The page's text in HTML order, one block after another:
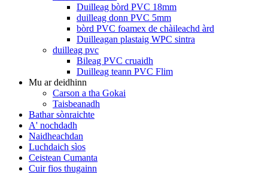
Duilleag bòrd PVC 18mm
duilleag donn PVC 5mm
bòrd PVC foamex de chàileachd àrd
Duilleagan plastaig WPC sintra
duilleag pvc
Bileag PVC cruaidh
Duilleag teann PVC Flim
Mu ar deidhinn
Carson a tha Gokai
Taisbeanadh
Bathar sònraichte
A' nochdadh
Naidheachdan
Luchdaich sìos
Ceistean Cumanta
Cuir fios thugainn